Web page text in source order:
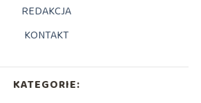
REDAKCJA
KONTAKT
KATEGORIE: